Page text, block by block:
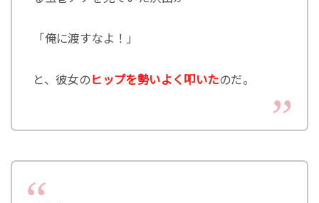
「俺に渡すなよ！」
と、彼女のヒップを勢いよく叩いたのだ。